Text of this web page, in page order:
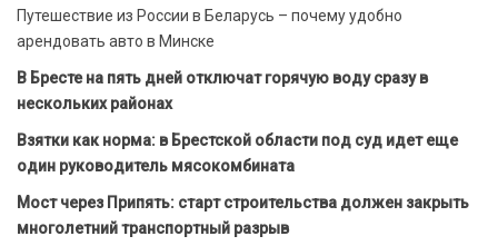
Путешествие из России в Беларусь – почему удобно
арендовать авто в Минске
В Бресте на пять дней отключат горячую воду сразу в
нескольких районах
Взятки как норма: в Брестской области под суд идет еще
один руководитель мясокомбината
Мост через Припять: старт строительства должен закрыть
многолетний транспортный разрыв